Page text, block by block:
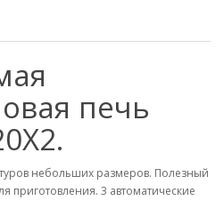
печь
небольших размеров. Полезный
приготовления. 3 автоматические